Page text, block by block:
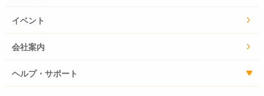
イベント
会社案内
ヘルプ・サポート